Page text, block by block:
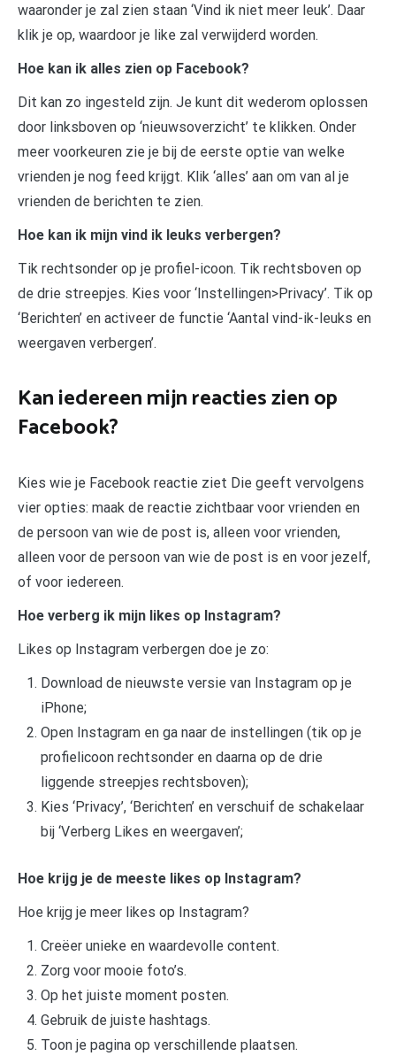
waaronder je zal zien staan ‘Vind ik niet meer leuk’. Daar
klik je op, waardoor je like zal verwijderd worden.
Hoe kan ik alles zien op Facebook?
Dit kan zo ingesteld zijn. Je kunt dit wederom oplossen
door linksboven op ‘nieuwsoverzicht’ te klikken. Onder
meer voorkeuren zie je bij de eerste optie van welke
vrienden je nog feed krijgt. Klik ‘alles’ aan om van al je
vrienden de berichten te zien.
Hoe kan ik mijn vind ik leuks verbergen?
Tik rechtsonder op je profiel-icoon. Tik rechtsboven op
de drie streepjes. Kies voor ‘Instellingen>Privacy’. Tik op
‘Berichten’ en activeer de functie ‘Aantal vind-ik-leuks en
weergaven verbergen’.
Kan iedereen mijn reacties zien op
Facebook?
Kies wie je Facebook reactie ziet Die geeft vervolgens
vier opties: maak de reactie zichtbaar voor vrienden en
de persoon van wie de post is, alleen voor vrienden,
alleen voor de persoon van wie de post is en voor jezelf,
of voor iedereen.
Hoe verberg ik mijn likes op Instagram?
Likes op Instagram verbergen doe je zo:
Download de nieuwste versie van Instagram op je
iPhone;
Open Instagram en ga naar de instellingen (tik op je
profielicoon rechtsonder en daarna op de drie
liggende streepjes rechtsboven);
Kies ‘Privacy’, ‘Berichten’ en verschuif de schakelaar
bij ‘Verberg Likes en weergaven’;
Hoe krijg je de meeste likes op Instagram?
Hoe krijg je meer likes op Instagram?
Creëer unieke en waardevolle content.
Zorg voor mooie foto’s.
Op het juiste moment posten.
Gebruik de juiste hashtags.
Toon je pagina op verschillende plaatsen.